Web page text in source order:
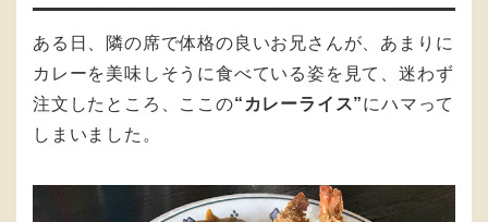
ある日、隣の席で体格の良いお兄さんが、あまりに
カレーを美味しそうに食べている姿を見て、迷わず
注文したところ、ここの“カレーライス”にハマって
しまいました。